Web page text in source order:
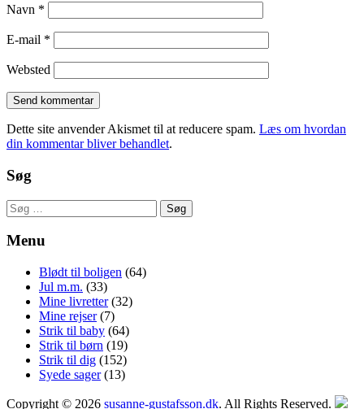
Navn *
E-mail *
Websted
Dette site anvender Akismet til at reducere spam. Læs om hvordan
din kommentar bliver behandlet.
Søg
Søg
efter:
Menu
Blødt til boligen (64)
Jul m.m. (33)
Mine livretter(32)
Mine rejser(7)
Strik til baby (64)
Strik til børn (19)
Strik til dig (152)
Syede sager(13)
Copyright © 2026 susanne-gustafsson.dk. All Rights Reserved.